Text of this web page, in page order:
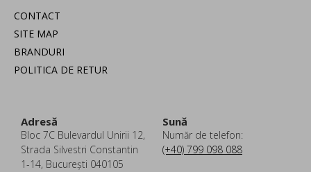
CONTACT
SITE MAP
BRANDURI
POLITICA DE RETUR
Adresă
Bloc 7C Bulevardul Unirii 12,
Strada Silvestri Constantin
1-14, București 040105
Sună
Număr de telefon:
(+40) 799 098 088